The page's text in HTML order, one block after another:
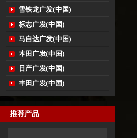
雪铁龙广发(中国)
标志广发(中国)
马自达广发(中国)
本田广发(中国)
日产广发(中国)
丰田广发(中国)
推荐产品